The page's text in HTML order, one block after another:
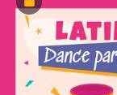
Premium